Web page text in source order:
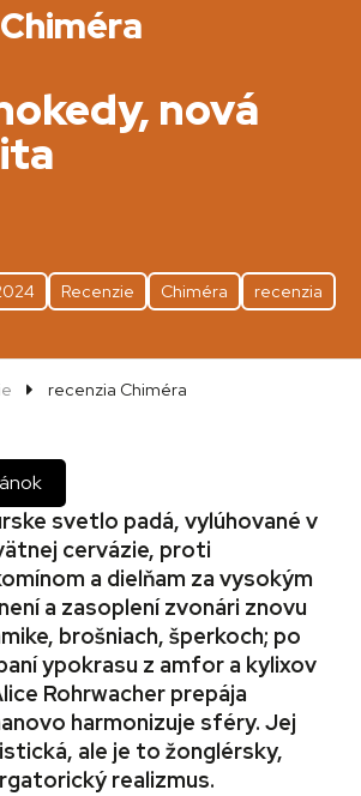
nová
Recenzie Chiméra recenzia
recenzia Chiméra
svetlo padá, vylúhované v
cervázie, proti
a dielňam za vysokým
a zasoplení zvonári znovu
brošniach, šperkoch; po
ypokrasu z amfor a kylixov
Rohrwacher prepája
harmonizuje sféry. Jej
ale je to žonglérsky,
realizmus.